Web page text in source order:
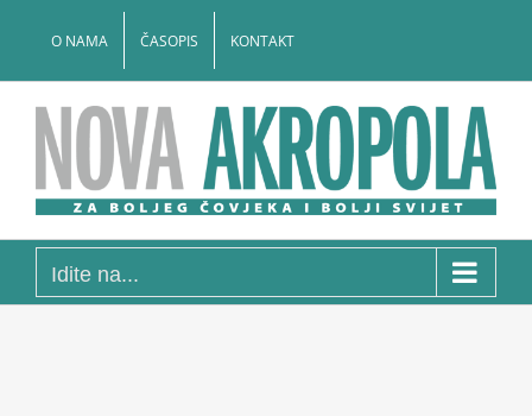
O NAMA ČASOPIS KONTAKT
Idite na...